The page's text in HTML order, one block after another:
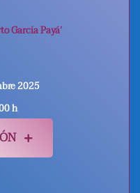
García Payá’
2025
h